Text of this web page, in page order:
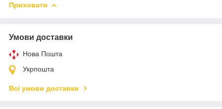
Приховати
Умови доставки
Нова Пошта
Укрпошта
Всі умови доставки